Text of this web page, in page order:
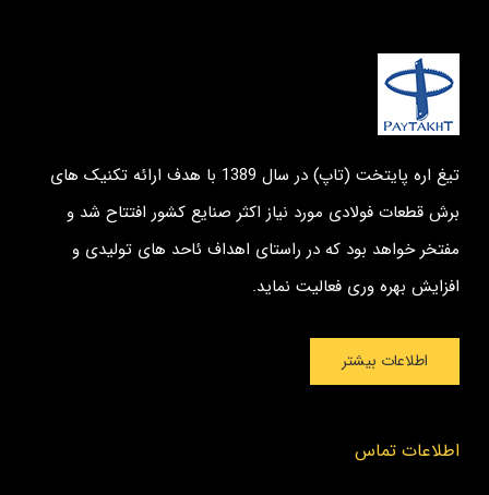
تیغ اره پایتخت (تاپ) در سال 1389 با هدف ارائه تکنیک های
برش قطعات فولادی مورد نیاز اکثر صنایع کشور افتتاح شد و
مفتخر خواهد بود که در راستای اهداف ئاحد های تولیدی و
افزایش بهره وری فعالیت نماید.
اطلاعات بیشتر
اطلاعات تماس